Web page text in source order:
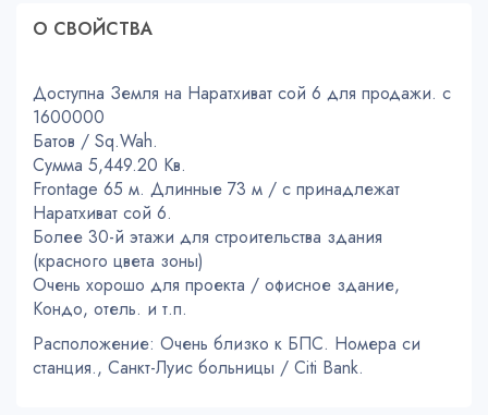
О СВОЙСТВA
Доступна Земля на Наратхиват сой 6 для продажи. с
1600000
Батов / Sq.Wah.
Сумма 5,449.20 Кв.
Frontage 65 м. Длинные 73 м / с принадлежат
Наратхиват сой 6.
Более 30-й этажи для строительства здания
(красного цвета зоны)
Очень хорошо для проекта / офисное здание,
Кондо, отель. и т.п.
Расположение: Очень близко к БПС. Номера си
станция., Санкт-Луис больницы / Citi Bank.